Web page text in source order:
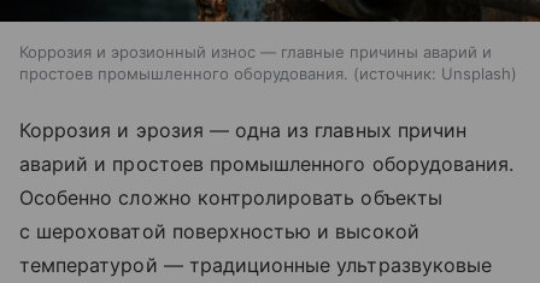
Коррозия и эрозионный износ — главные причины аварий и
простоев промышленного оборудования.
источник: Unsplash
Коррозия и эрозия — одна из главных причин
аварий и простоев промышленного оборудования.
Особенно сложно контролировать объекты
с шероховатой поверхностью и высокой
температурой — традиционные ультразвуковые